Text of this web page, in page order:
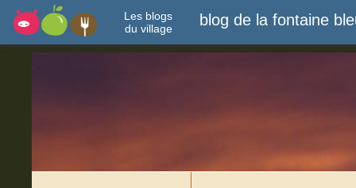
Les blogs
du village
blog de la fontaine